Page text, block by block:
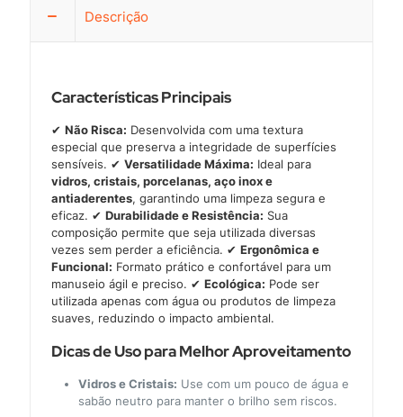
Descrição
Características Principais
✔Não Risca: Desenvolvida com uma textura
especial que preserva a integridade de superfícies
sensíveis. ✔Versatilidade Máxima: Ideal para
vidros, cristais, porcelanas, aço inox e
antiaderentes, garantindo uma limpeza segura e
eficaz. ✔Durabilidade e Resistência: Sua
composição permite que seja utilizada diversas
vezes sem perder a eficiência. ✔Ergonômica e
Funcional: Formato prático e confortável para um
manuseio ágil e preciso. ✔Ecológica: Pode ser
utilizada apenas com água ou produtos de limpeza
suaves, reduzindo o impacto ambiental.
Dicas de Uso para Melhor Aproveitamento
Vidros e Cristais: Use com um pouco de água e
sabão neutro para manter o brilho sem riscos.